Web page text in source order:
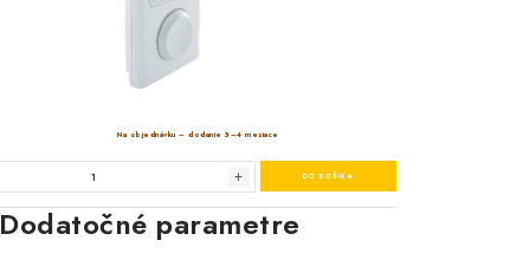
Dodatočné parametre